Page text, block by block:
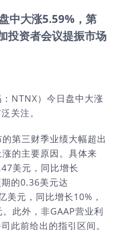
中大涨5.59%，第
投资者会议提振市场
NTNX）今日盘中大涨
关注。
第三财季业绩大幅超出
的主要原因。具体来
美元，同比增长
的0.36美元达
美元，同比增长10%，
此外，非GAAP营业利
此前给出的指引区间。